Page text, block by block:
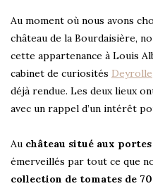
Au moment où nous avons
château de la Bourdaisière,
cette appartenance à Louis
cabinet de curiosités Deyrolle
déjà rendue. Les deux lieux
avec un rappel d’un intérêt
Au château situé aux
émerveillés par tout ce que
collection de tomates de